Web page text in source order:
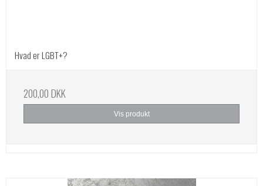
Hvad er LGBT+?
200,00 DKK
Vis produkt